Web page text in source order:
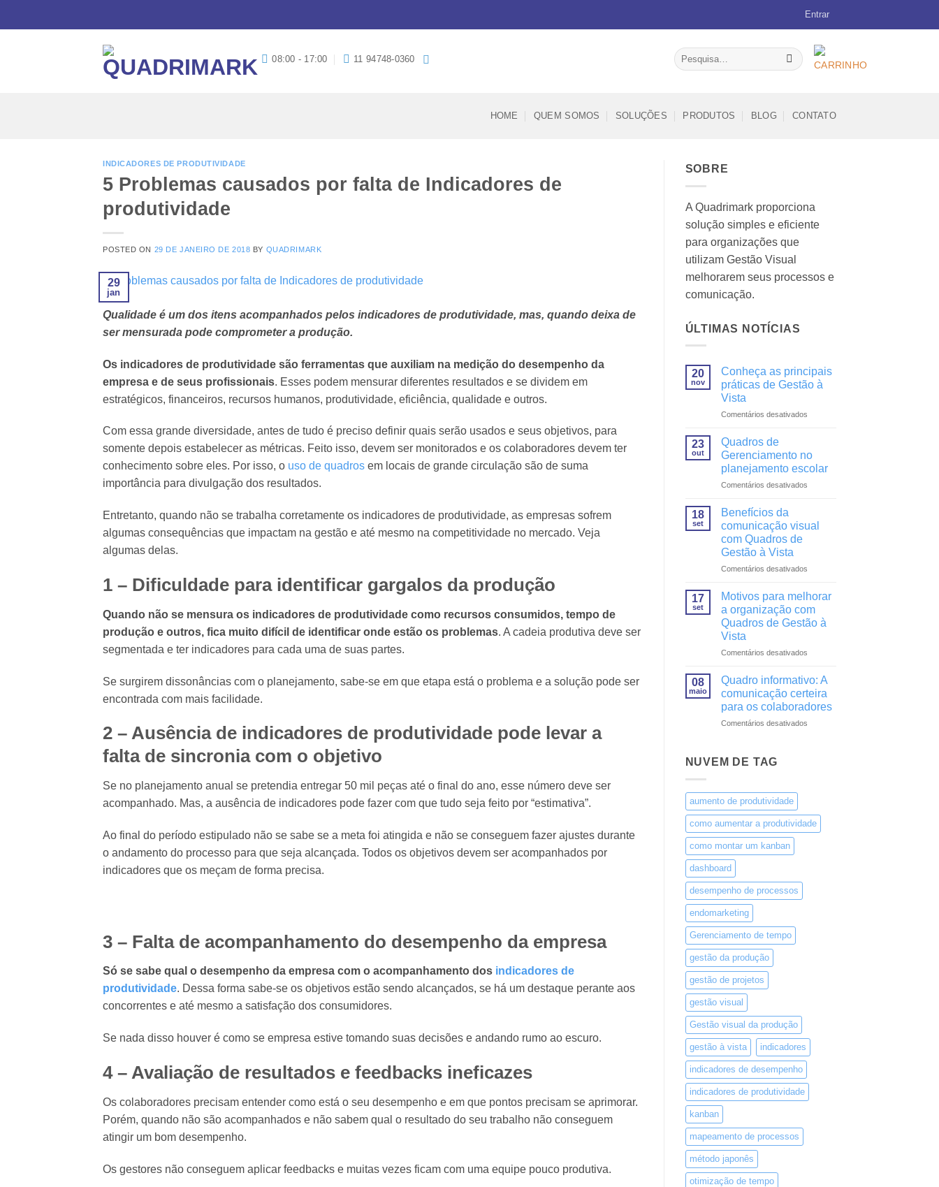
Entrar
08:00 - 17:00 11 94748-0360
Pesquisar
por:
HOME QUEM SOMOS SOLUÇÕES PRODUTOS BLOG CONTATO
INDICADORES DE PRODUTIVIDADE
5 Problemas causados por falta de Indicadores de
produtividade
POSTED ON 29 DE JANEIRO DE 2018 BY QUADRIMARK
29
jan
Qualidade é um dos itens acompanhados pelos indicadores de produtividade, mas, quando deixa de
ser mensurada pode comprometer a produção.
Os indicadores de produtividade são ferramentas que auxiliam na medição do desempenho da
empresa e de seus profissionais. Esses podem mensurar diferentes resultados e se dividem em
estratégicos, financeiros, recursos humanos, produtividade, eficiência, qualidade e outros.
Com essa grande diversidade, antes de tudo é preciso definir quais serão usados e seus objetivos, para
somente depois estabelecer as métricas. Feito isso, devem ser monitorados e os colaboradores devem ter
conhecimento sobre eles. Por isso, o uso de quadros em locais de grande circulação são de suma
importância para divulgação dos resultados.
Entretanto, quando não se trabalha corretamente os indicadores de produtividade, as empresas sofrem
algumas consequências que impactam na gestão e até mesmo na competitividade no mercado. Veja
algumas delas.
1 – Dificuldade para identificar gargalos da produção
Quando não se mensura os indicadores de produtividade como recursos consumidos, tempo de
produção e outros, fica muito difícil de identificar onde estão os problemas. A cadeia produtiva deve ser
segmentada e ter indicadores para cada uma de suas partes.
Se surgirem dissonâncias com o planejamento, sabe-se em que etapa está o problema e a solução pode ser
encontrada com mais facilidade.
2 – Ausência de indicadores de produtividade pode levar a
falta de sincronia com o objetivo
Se no planejamento anual se pretendia entregar 50 mil peças até o final do ano, esse número deve ser
acompanhado. Mas, a ausência de indicadores pode fazer com que tudo seja feito por “estimativa”.
Ao final do período estipulado não se sabe se a meta foi atingida e não se conseguem fazer ajustes durante
o andamento do processo para que seja alcançada. Todos os objetivos devem ser acompanhados por
indicadores que os meçam de forma precisa.
3 – Falta de acompanhamento do desempenho da empresa
Só se sabe qual o desempenho da empresa com o acompanhamento dos indicadores de
produtividade. Dessa forma sabe-se os objetivos estão sendo alcançados, se há um destaque perante aos
concorrentes e até mesmo a satisfação dos consumidores.
Se nada disso houver é como se empresa estive tomando suas decisões e andando rumo ao escuro.
4 – Avaliação de resultados e feedbacks ineficazes
Os colaboradores precisam entender como está o seu desempenho e em que pontos precisam se aprimorar.
Porém, quando não são acompanhados e não sabem qual o resultado do seu trabalho não conseguem
atingir um bom desempenho.
Os gestores não conseguem aplicar feedbacks e muitas vezes ficam com uma equipe pouco produtiva.
SOBRE
A Quadrimark proporciona
solução simples e eficiente
para organizações que
utilizam Gestão Visual
melhorarem seus processos e
comunicação.
ÚLTIMAS NOTÍCIAS
20
nov
Conheça as principais
práticas de Gestão à
Vista
Comentários desativadosem
práticas
de
Gestão
23
out
Quadros de
Gerenciamento no
planejamento escolar
Comentários desativadosem
Gerenciamento
no
18
set
Benefícios da
comunicação visual
com Quadros de
Gestão à Vista
Comentários desativadosem
da
visual
com
de
Vista
17
set
Motivos para melhorar
a organização com
Quadros de Gestão à
Vista
Comentários desativadosem
melhorar
a
organização
com
08
maio
Quadro informativo: A
comunicação certeira
para os colaboradores
Comentários desativadosem
colaboradores
NUVEM DE TAG
aumento de produtividade
como aumentar a produtividade
como montar um kanban
dashboard
desempenho de processos
endomarketing
Gerenciamento de tempo
gestão da produção
gestão de projetos
gestão visual
Gestão visual da produção
gestão à vista indicadores
indicadores de desempenho
indicadores de produtividade
kanban
mapeamento de processos
método japonês
otimização de tempo